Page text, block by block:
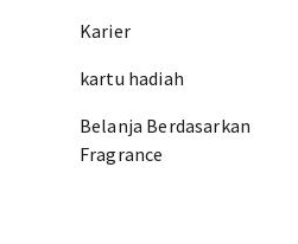
Karier
kartu hadiah
Belanja Berdasarkan
Fragrance